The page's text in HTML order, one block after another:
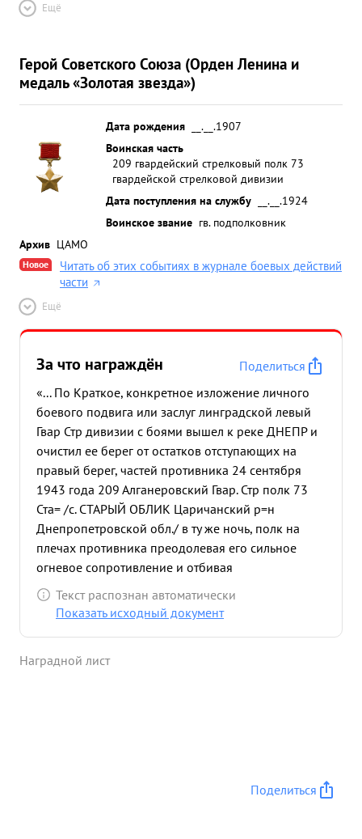
Ещё
Герой Советского Союза (Орден Ленина и
медаль «Золотая звезда»)
Дата рождения
__.__.1907
Воинская часть
209 гвардейский стрелковый полк 73
гвардейской стрелковой дивизии
Дата поступления на службу
__.__.1924
Воинское звание гв. подполковник
Архив ЦАМО
Новое
Читать об этих событиях в журнале боевых действий
части
Ещё
За что награждён
Поделиться
«... По Краткое, конкретное изложение личного
боевого подвига или заслуг линградской левый
Гвар Стр дивизии с боями вышел к реке ДНЕПР и
очистил ее берег от остатков отступающих на
правый берег, частей противника 24 сентября
1943 года 209 Алганеровский Гвар. Стр полк 73
Ста= /с. СТАРЫЙ ОБЛИК Царичанский р=н
Днепропетровской обл./ в ту же ночь, полк на
плечах противника преодолевая его сильное
огневое сопротивление и отбивая
многочисленные контратаки, форсировал р.
ДНЕПР и во взаимодействии с другими частями
исключительно трудных Усло= виях. Не имея
пять ожесточенных и яростных контратак
Текст распознан автоматически
Показать исходный документ
Наградной лист
Поделиться